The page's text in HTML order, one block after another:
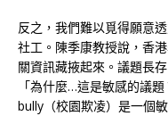
反之，我們難以覓得願意
社工。陳季康教授說，香
關資訊藏掖起來。議題長
「為什麼…這是敏感的議
bully（校園欺凌）是一個